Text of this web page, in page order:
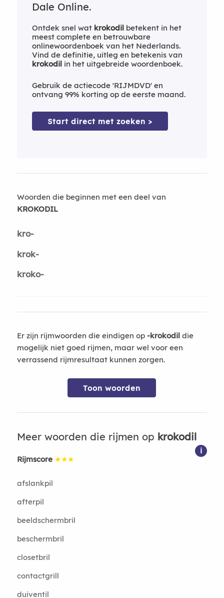
Dale Online.
Ontdek snel wat krokodilbetekent in het
meest complete en betrouwbare
onlinewoordenboek van het Nederlands.
Vind de definitie, uitleg en betekenis van
krokodilin het uitgebreide woordenboek.
Gebruik de actiecode 'RIJMDVD' en
ontvang 99% korting op de eerste maand.
Start direct met zoeken >
Woorden die beginnen met een deel van
KROKODIL
kro-
krok-
kroko-
Er zijn rijmwoorden die eindigen op -krokodildie
mogelijk niet goed rijmen, maar wel voor een
verrassend rijmresultaat kunnen zorgen.
Toon woorden
Meer woorden die rijmen op krokodil
i
Rijmscore ★★★
afslankpil
afterpil
beeldschermbril
beschermbril
closetbril
contactgrill
duiventil